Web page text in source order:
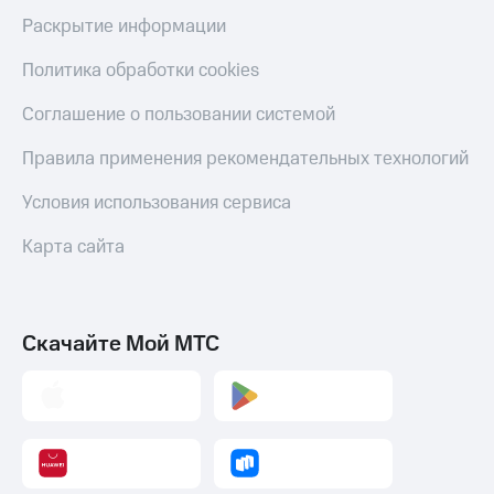
Раскрытие информации
Политика обработки cookies
Соглашение о пользовании системой
Правила применения рекомендательных технологий
Условия использования сервиса
Карта сайта
Скачайте Мой МТС